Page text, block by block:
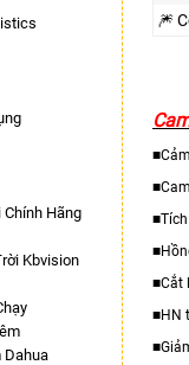
Chính Hãng
Kbvision
Dahua
🎆
■Cắt
■HN